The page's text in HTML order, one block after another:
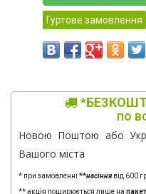
Гуртове замовлення
по
Новою Поштою або
Вашого міста
* при замовленні **насіннявід 600
** акція поширюється лише на